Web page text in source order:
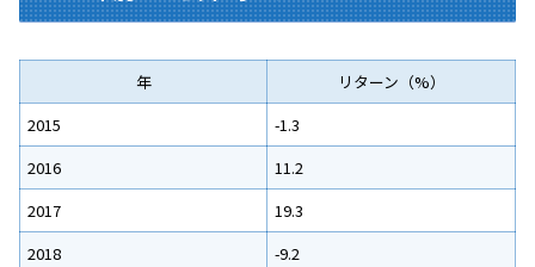
年
リターン（%）
2015
-1.3
2016
11.2
2017
19.3
2018
-9.2